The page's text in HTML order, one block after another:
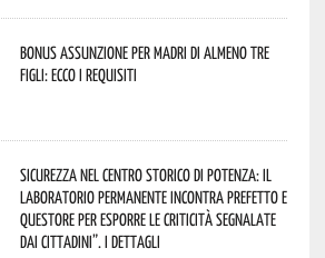
Bonus assunzione per madri di almeno tre
figli: ecco i requisiti
Sicurezza nel Centro Storico di Potenza: il
Laboratorio Permanente incontra Prefetto e
Questore per esporre le criticità segnalate
dai cittadini”. I dettagli